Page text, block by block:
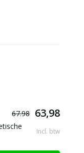
67.98 63,98
Incl. btw